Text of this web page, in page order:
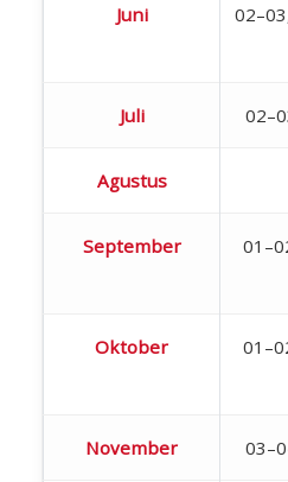
Juni
Juli
Agustus
September
Oktober
November